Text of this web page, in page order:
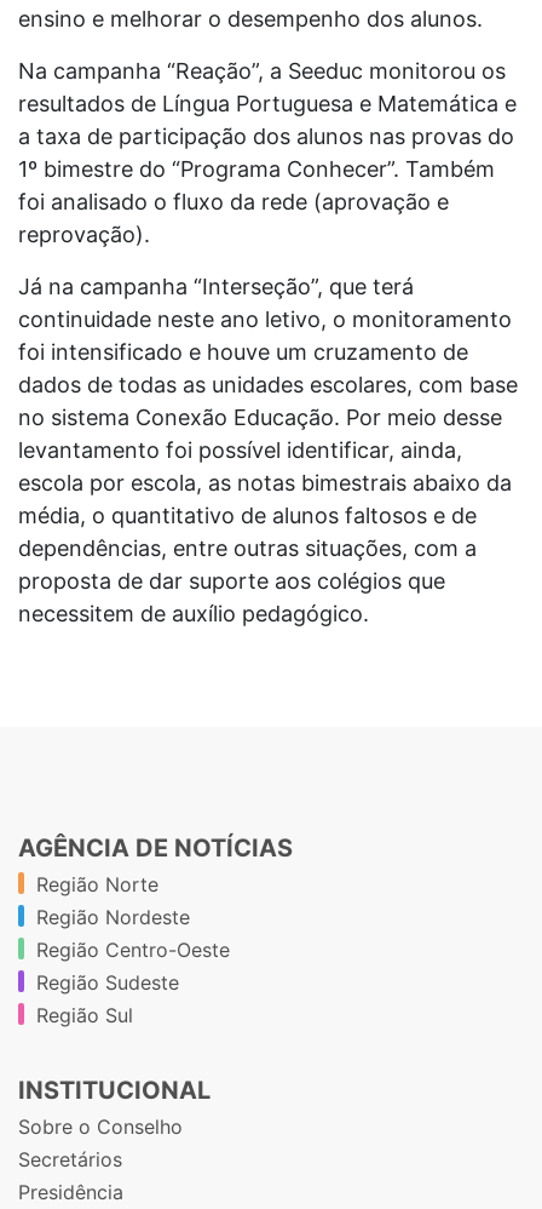
ensino e melhorar o desempenho dos alunos.
Na campanha “Reação”, a Seeduc monitorou os
resultados de Língua Portuguesa e Matemática e
a taxa de participação dos alunos nas provas do
1º bimestre do “Programa Conhecer”. Também
foi analisado o fluxo da rede (aprovação e
reprovação).
Já na campanha “Interseção”, que terá
continuidade neste ano letivo, o monitoramento
foi intensificado e houve um cruzamento de
dados de todas as unidades escolares, com base
no sistema Conexão Educação. Por meio desse
levantamento foi possível identificar, ainda,
escola por escola, as notas bimestrais abaixo da
média, o quantitativo de alunos faltosos e de
dependências, entre outras situações, com a
proposta de dar suporte aos colégios que
necessitem de auxílio pedagógico.
AGÊNCIA DE NOTÍCIAS
Região Norte
Região Nordeste
Região Centro-Oeste
Região Sudeste
Região Sul
INSTITUCIONAL
Sobre o Conselho
Secretários
Presidência